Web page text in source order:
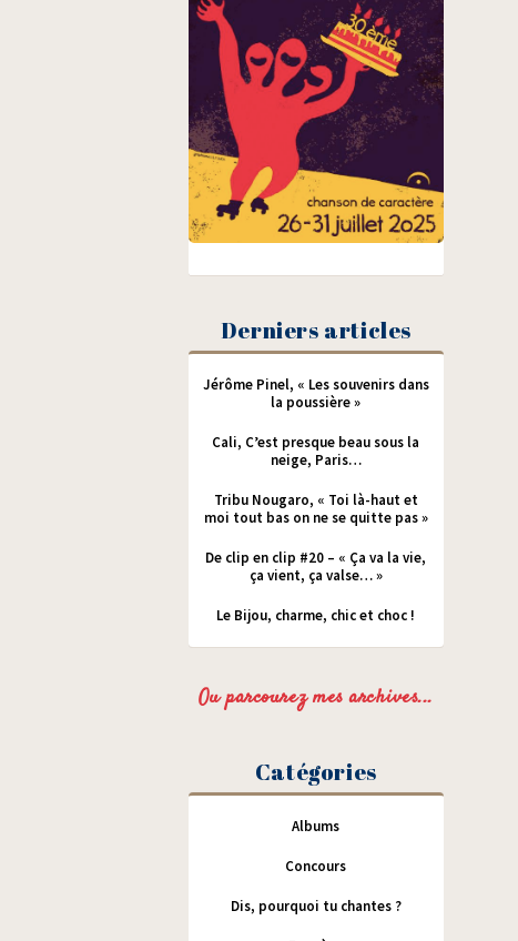
Derniers articles
Jérôme Pinel, « Les souvenirs dans
la poussière »
Cali, C’est presque beau sous la
neige, Paris…
Tribu Nougaro, « Toi là-haut et
moi tout bas on ne se quitte pas »
De clip en clip #20 – « Ça va la vie,
ça vient, ça valse… »
Le Bijou, charme, chic et choc !
Ou parcourez mes archives...
Catégories
Albums
Concours
Dis, pourquoi tu chantes ?